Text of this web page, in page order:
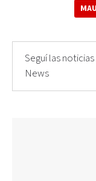
Seguí las
News